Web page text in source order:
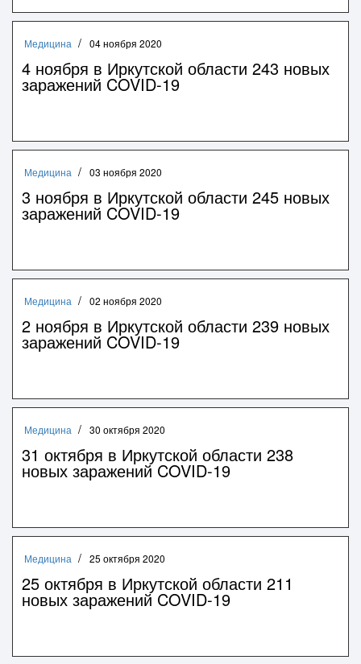
Медицина 04 ноября 2020
4 ноября в Иркутской области 243 новых
заражений COVID-19
Медицина 03 ноября 2020
3 ноября в Иркутской области 245 новых
заражений COVID-19
Медицина 02 ноября 2020
2 ноября в Иркутской области 239 новых
заражений COVID-19
Медицина 30 октября 2020
31 октября в Иркутской области 238
новых заражений COVID-19
Медицина 25 октября 2020
25 октября в Иркутской области 211
новых заражений COVID-19